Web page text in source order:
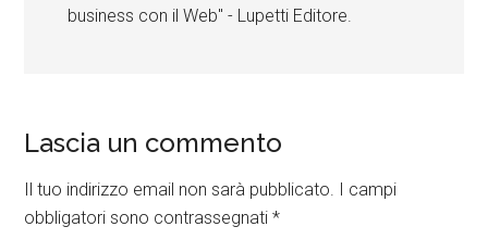
business con il Web" - Lupetti Editore.
Lascia un commento
Il tuo indirizzo email non sarà pubblicato. I campi
obbligatori sono contrassegnati*